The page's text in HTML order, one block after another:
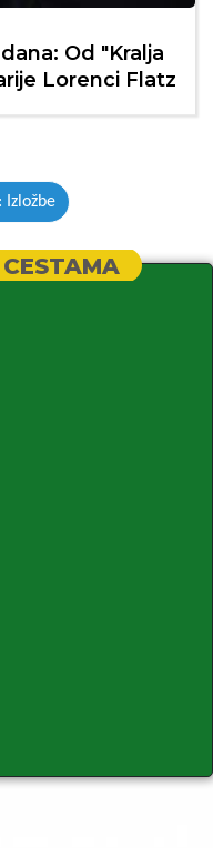
Od "Kralja
Lorenci Flatz
Izložbe